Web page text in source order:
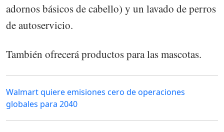
adornos básicos de cabello) y un lavado de perros
de autoservicio.
También ofrecerá productos para las mascotas.
Walmart quiere emisiones cero de operaciones
globales para 2040